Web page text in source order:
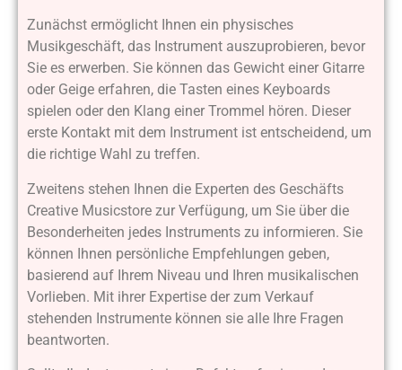
Zunächst ermöglicht Ihnen ein physisches
Musikgeschäft, das Instrument auszuprobieren, bevor
Sie es erwerben. Sie können das Gewicht einer Gitarre
oder Geige erfahren, die Tasten eines Keyboards
spielen oder den Klang einer Trommel hören. Dieser
erste Kontakt mit dem Instrument ist entscheidend, um
die richtige Wahl zu treffen.
Zweitens stehen Ihnen die Experten des Geschäfts
Creative Musicstore zur Verfügung, um Sie über die
Besonderheiten jedes Instruments zu informieren. Sie
können Ihnen persönliche Empfehlungen geben,
basierend auf Ihrem Niveau und Ihren musikalischen
Vorlieben. Mit ihrer Expertise der zum Verkauf
stehenden Instrumente können sie alle Ihre Fragen
beantworten.